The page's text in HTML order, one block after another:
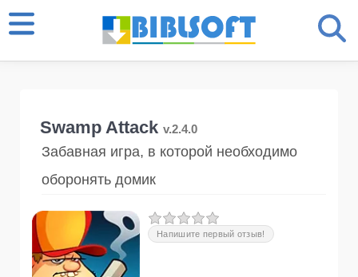
Swamp Attack v.2.4.0
Забавная игра, в которой необходимо
оборонять домик
Напишите первый отзыв!